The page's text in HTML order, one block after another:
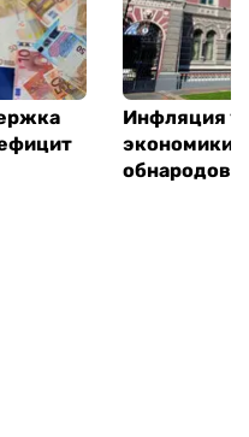
Инфляция
экономики